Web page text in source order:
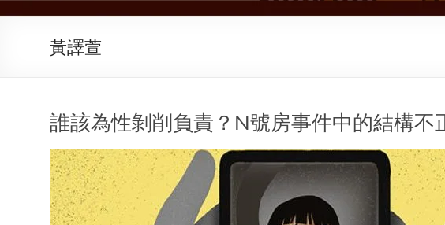
黃譯萱
誰該為性剝削負責？N號房事件中的結構不